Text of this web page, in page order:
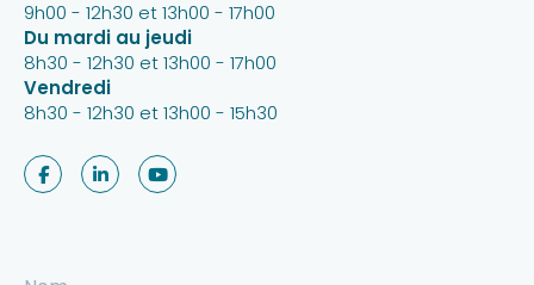
9h00 - 12h30 et 13h00 - 17h00
Du mardi au jeudi
8h30 - 12h30 et 13h00 - 17h00
Vendredi
8h30 - 12h30 et 13h00 - 15h30